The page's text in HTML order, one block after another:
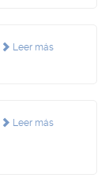
Leer más
Leer más